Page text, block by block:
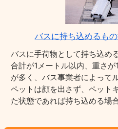
バスに持ち込めるも
バスに手荷物として持ち込め
合計が1メートル以内、重さ
が多く、バス事業者によって
ペットは顔を出さず、ペット
た状態であれば持ち込める場